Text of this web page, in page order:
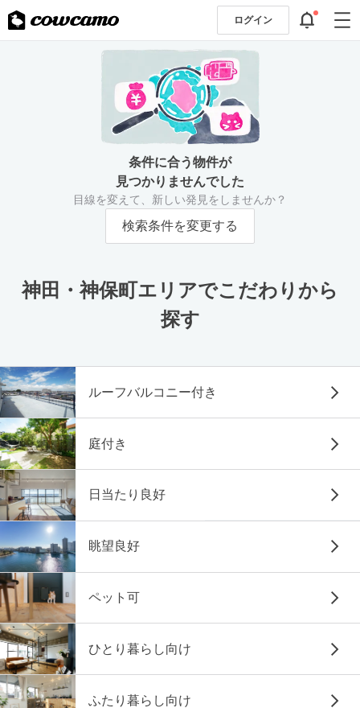
ログイン
条件に合う物件が
見つかりませんでした
目線を変えて、新しい発見をしませんか？
検索条件を変更する
神田・神保町エリアでこだわりから
探す
ルーフバルコニー付き
庭付き
日当たり良好
眺望良好
ペット可
ひとり暮らし向け
ふたり暮らし向け